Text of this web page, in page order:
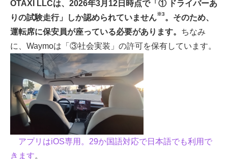
OTAXI LLCは、2026年3月12日時点で「① ドライバーあ
りの試験走行」しか認められていません※3。そのため、
運転席に保安員が座っている必要があります。 ちなみ
に、Waymoは「③社会実装」の許可を保有しています。
アプリはiOS専用。29か国語対応で日本語でも利用で
きます。